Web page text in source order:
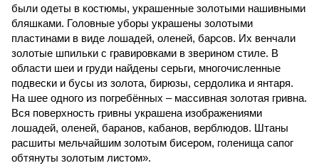
были одеты в костюмы, украшенные золотыми нашивными
бляшками. Головные уборы украшены золотыми
пластинами в виде лошадей, оленей, барсов. Их венчали
золотые шпильки с гравировками в зверином стиле. В
области шеи и груди найдены серьги, многочисленные
подвески и бусы из золота, бирюзы, сердолика и янтаря.
На шее одного из погребённых – массивная золотая гривна.
Вся поверхность гривны украшена изображениями
лошадей, оленей, баранов, кабанов, верблюдов. Штаны
расшиты мельчайшим золотым бисером, голенища сапог
обтянуты золотым листом».